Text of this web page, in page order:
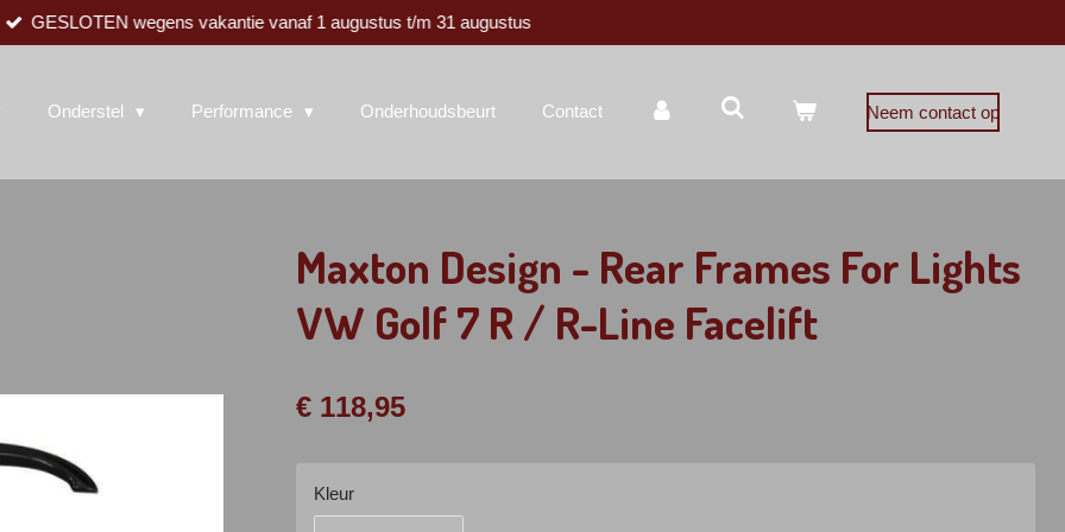
GESLOTEN wegens vakantie vanaf 1 augustus t/m 31 augustus
Onderstel Performance Onderhoudsbeurt Contact Neem contact op
Maxton Design - Rear Frames For Lights
VW Golf 7 R / R-Line Facelift
€ 118,95
Kleur